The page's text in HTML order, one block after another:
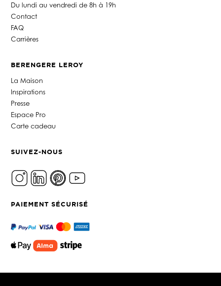
Du lundi au vendredi de 8h à 19h
Contact
FAQ
Carrières
BERENGERE LEROY
La Maison
Inspirations
Presse
Espace Pro
Carte cadeau
SUIVEZ-NOUS
PAIEMENT SÉCURISÉ